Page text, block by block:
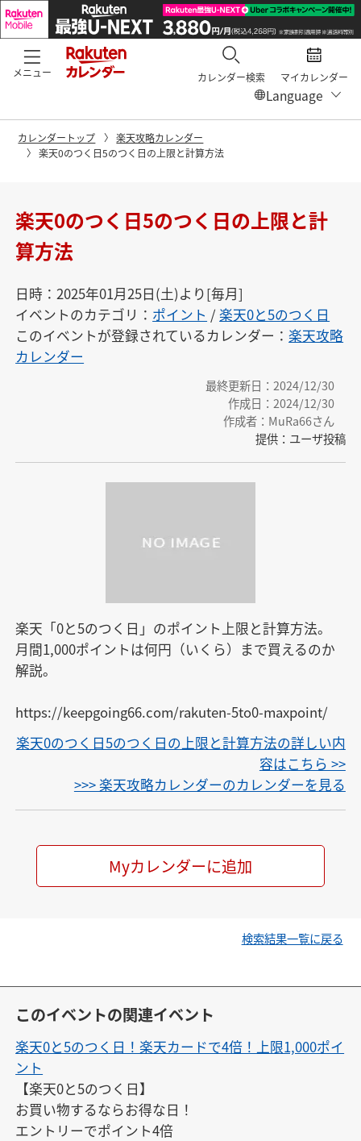
メニュー カレンダー検索 マイカレンダー
カレンダートップ
楽天攻略カレンダー
楽天0のつく日5のつく日の上限と計算方法
楽天0のつく日5のつく日の上限と計
算方法
日時：2025年01月25日(土)より[毎月]
イベントのカテゴリ： ポイント /楽天0と5のつく日
このイベントが登録されているカレンダー：楽天攻略
カレンダー
最終更新日：2024/12/30
作成日：2024/12/30
作成者：MuRa66さん
提供：ユーザ投稿
楽天「0と5のつく日」のポイント上限と計算方法。
月間1,000ポイントは何円（いくら）まで買えるのか
解説。
https://keepgoing66.com/rakuten-5to0-maxpoint/
楽天0のつく日5のつく日の上限と計算方法の詳しい内
容はこちら >>
>>> 楽天攻略カレンダーのカレンダーを見る
Myカレンダーに追加
検索結果一覧に戻る
このイベントの関連イベント
楽天0と5のつく日！楽天カードで4倍！上限1,000ポイ
ント
【楽天0と5のつく日】
お買い物するならお得な日！
エントリーでポイント4倍